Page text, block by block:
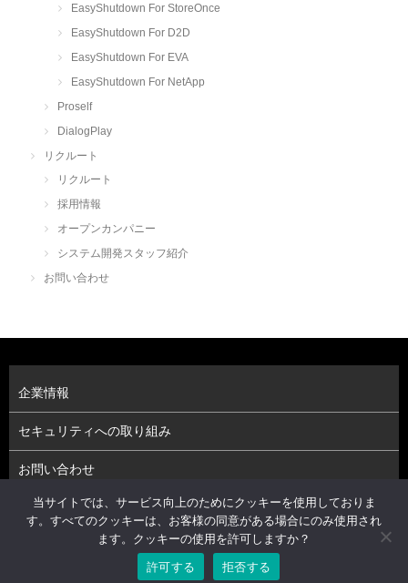
EasyShutdown For StoreOnce
EasyShutdown For D2D
EasyShutdown For EVA
EasyShutdown For NetApp
Proself
DialogPlay
リクルート
リクルート
採用情報
オープンカンパニー
システム開発スタッフ紹介
お問い合わせ
企業情報
セキュリティへの取り組み
お問い合わせ
プライバシーポリシー（個人情報保護方針）
株式会社アーベルソフト © 2026. All Rights Reserved.
Powered by .
isotype.
当サイトでは、サービス向上のためにクッキーを使用しておりま
す。すべてのクッキーは、お客様の同意がある場合にのみ使用され
ます。クッキーの使用を許可しますか？
許可する
拒否する